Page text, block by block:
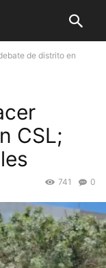
de distrito en
CSL;
0
741